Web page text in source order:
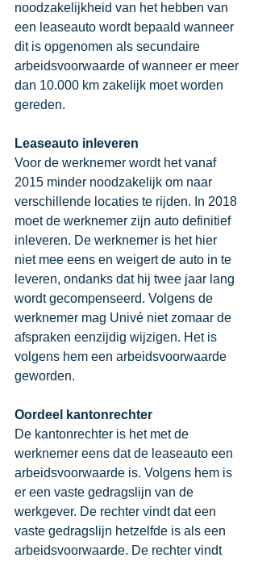
noodzakelijkheid van het hebben van
een leaseauto wordt bepaald wanneer
dit is opgenomen als secundaire
arbeidsvoorwaarde of wanneer er meer
dan 10.000 km zakelijk moet worden
gereden.
Leaseauto inleveren
Voor de werknemer wordt het vanaf
2015 minder noodzakelijk om naar
verschillende locaties te rijden. In 2018
moet de werknemer zijn auto definitief
inleveren. De werknemer is het hier
niet mee eens en weigert de auto in te
leveren, ondanks dat hij twee jaar lang
wordt gecompenseerd. Volgens de
werknemer mag Univé niet zomaar de
afspraken eenzijdig wijzigen. Het is
volgens hem een arbeidsvoorwaarde
geworden.
Oordeel kantonrechter
De kantonrechter is het met de
werknemer eens dat de leaseauto een
arbeidsvoorwaarde is. Volgens hem is
er een vaste gedragslijn van de
werkgever. De rechter vindt dat een
vaste gedragslijn hetzelfde is als een
arbeidsvoorwaarde. De rechter vindt